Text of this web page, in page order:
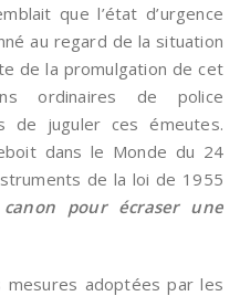
que l’état d’urgence
au regard de la situation
de la promulgation de cet
ordinaires de police
de juguler ces émeutes.
dans le Monde du 24
de la loi de 1955
pour écraser une
mesures adoptées par les